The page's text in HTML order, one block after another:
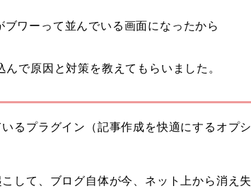
ワーって並んでいる画面になったから
で原因と対策を教えてもらいました。
るプラグイン（記事作成を快適にするオプシ
して、ブログ自体が今、ネット上から消え失